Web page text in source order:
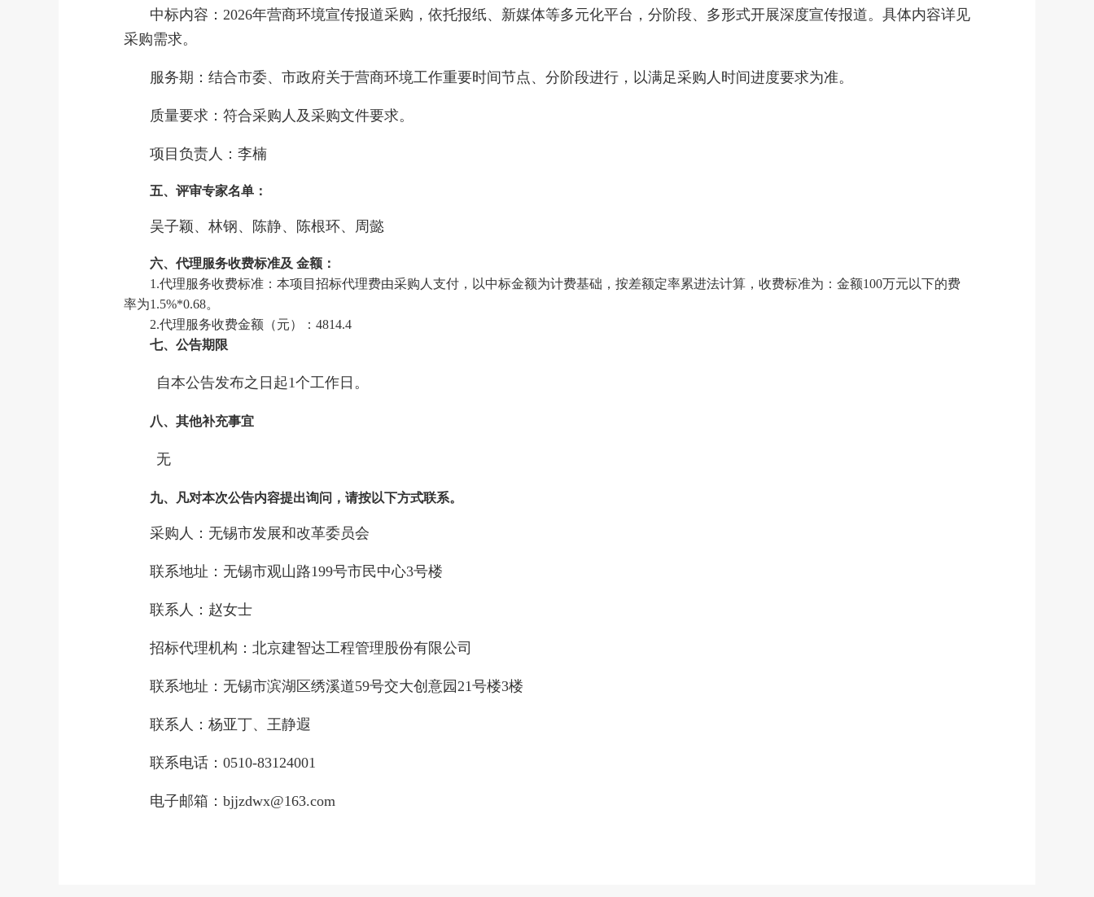
中标内容 ： 2026年营商环境宣传报道采购，依托报纸、新媒体等多元化平台，分阶段、多形式开展深度宣传报道。具体内容详见
采购需求。
服务期：结合市委、市政府关于营商环境工作重要时间节点、分阶段进行，以满足采购人时间进度要求为准。
质量要求：符合采购人及采购文件要求。
项目负责人：李楠
五、评审专家名单 ：
吴子颖、林钢、陈静、陈根环、周懿
六、代理服务收费标准及 金额：
1.代理服务收费标准： 本项目招标代理费由采购人 支付，以中标金额为计费基础，按差额定率累进法计算，收费标准为：金额100万元以下的费
率为1.5%*0.68。
2.代理服务收费金额（元）： 4814.4
七、公告期限
自本公告发布之日起1个工作日。
八、其他补充事宜
无
九、凡对本次公告内容提出询问，请按以下方式联系。
采购人：无锡市发展和改革委员会
联系地址：无锡市观山路199号市民中心3号楼
联系人： 赵女士
招标代理机构：北京建智达工程管理股份有限公司
联系地址：无锡市滨湖区绣溪道59号交大创意园21号楼3楼
联系人：杨亚丁、 王静遐
联系电话： 0510-83124001
电子邮箱： bjjzdwx@163.com